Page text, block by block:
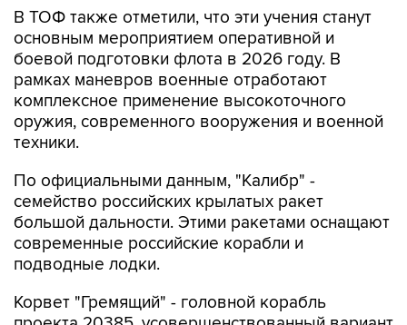
В ТОФ также отметили, что эти учения станут
основным мероприятием оперативной и
боевой подготовки флота в 2026 году. В
рамках маневров военные отработают
комплексное применение высокоточного
оружия, современного вооружения и военной
техники.
По официальными данным, "Калибр" -
семейство российских крылатых ракет
большой дальности. Этими ракетами оснащают
современные российские корабли и
подводные лодки.
Корвет "Гремящий" - головной корабль